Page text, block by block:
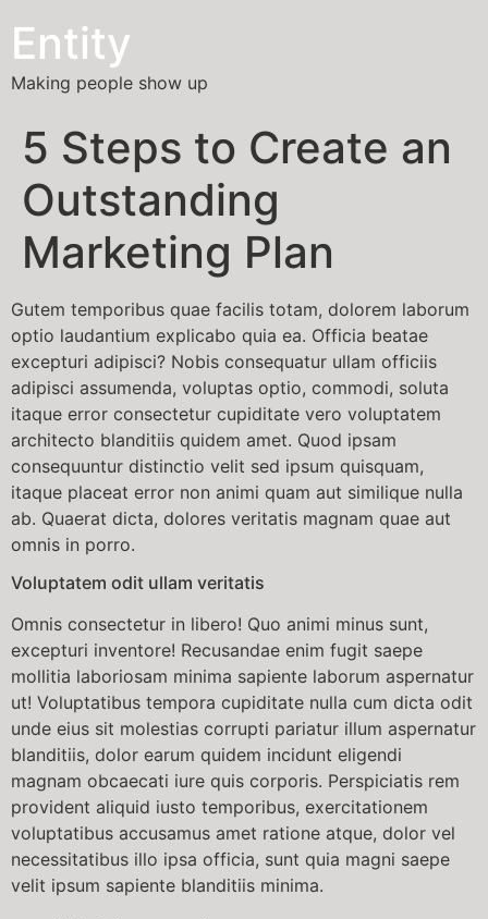
Entity
Making people show up
5 Steps to Create an
Outstanding
Marketing Plan
Gutem temporibus quae facilis totam, dolorem laborum
optio laudantium explicabo quia ea. Officia beatae
excepturi adipisci? Nobis consequatur ullam officiis
adipisci assumenda, voluptas optio, commodi, soluta
itaque error consectetur cupiditate vero voluptatem
architecto blanditiis quidem amet. Quod ipsam
consequuntur distinctio velit sed ipsum quisquam,
itaque placeat error non animi quam aut similique nulla
ab. Quaerat dicta, dolores veritatis magnam quae aut
omnis in porro.
Voluptatem odit ullam veritatis
Omnis consectetur in libero! Quo animi minus sunt,
excepturi inventore! Recusandae enim fugit saepe
mollitia laboriosam minima sapiente laborum aspernatur
ut! Voluptatibus tempora cupiditate nulla cum dicta odit
unde eius sit molestias corrupti pariatur illum aspernatur
blanditiis, dolor earum quidem incidunt eligendi
magnam obcaecati iure quis corporis. Perspiciatis rem
provident aliquid iusto temporibus, exercitationem
voluptatibus accusamus amet ratione atque, dolor vel
necessitatibus illo ipsa officia, sunt quia magni saepe
velit ipsum sapiente blanditiis minima.